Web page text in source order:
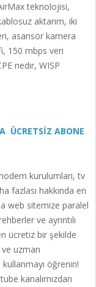
teknolojisi,
aktarım, iki
asansör kamera
150 mbps veri
nedir, WISP
ÜCRETSİZ ABONE
kurulumları, tv
fazlası hakkında en
web sitemize paralel
ve ayrıntılı
ücretiz bir şekilde
uzman
kullanmayı öğrenin!
kanalımızdan